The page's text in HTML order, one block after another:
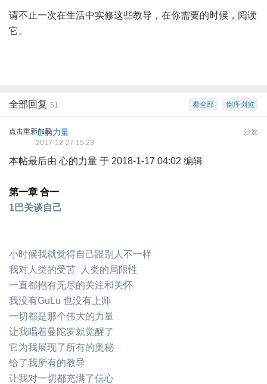
请不止一次在生活中实修这些教导，在你需要的时候，阅读
它。
倒序浏览
看全部
全部回复 51
点击重新加载 沙发
心的力量
2017-12-27 15:23
本帖最后由 心的力量 于 2018-1-17 04:02 编辑
第一章 合一
1巴关谈自己
小时候我就觉得自己跟别人不一样
我对人类的受苦
人类的局限性
一直都抱有无尽的关注和关怀
我没有GuLu 也没有上师
一切都是那个伟大的力量
让我唱着曼陀罗就觉醒了
它为我展现了所有的奥秘
给了我所有的教导
让我对一切都充满了信心